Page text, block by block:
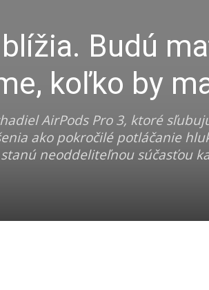
Budú
koľko by
AirPods Pro 3, ktoré
ako pokročilé potláčanie
neoddeliteľnou súčasťou